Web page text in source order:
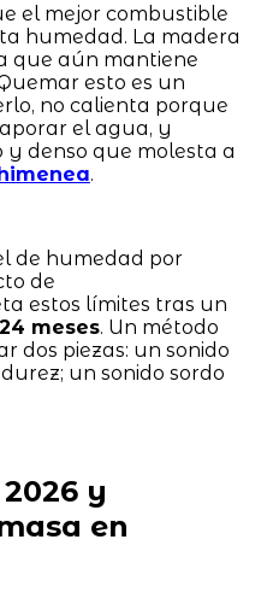
el mejor combustible
humedad. La madera
que aún mantiene
esto es un
no calienta porque
el agua, y
denso que molesta a
.
de humedad por
de
estos límites tras un
meses. Un método
dos piezas: un sonido
un sonido sordo
y
en